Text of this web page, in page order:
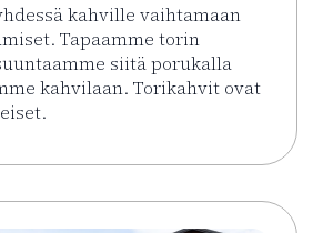
kahville vaihtamaan
Tapaamme torin
siitä porukalla
kahvilaan. Torikahvit ovat